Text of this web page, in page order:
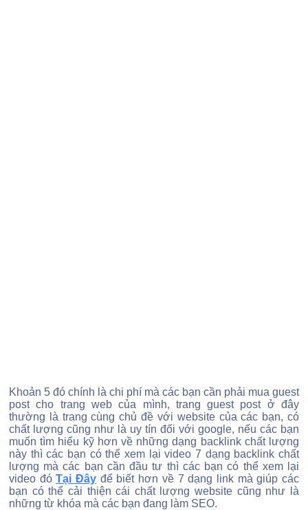
Khoản 5 đó chính là chi phí mà các bạn cần phải mua guest
post cho trang web của mình, trang guest post ở đây
thường là trang cùng chủ đề với website của các bạn, có
chất lượng cũng như là uy tín đối với google, nếu các bạn
muốn tìm hiểu kỹ hơn về những dạng backlink chất lượng
này thì các bạn có thể xem lại video 7 dạng backlink chất
lượng mà các bạn cần đầu tư thì các bạn có thể xem lại
video đóTại Đây để biết hơn về 7 dạng link mà giúp các
bạn có thể cải thiện cái chất lượng website cũng như là
những từ khóa mà các bạn đang làm SEO.